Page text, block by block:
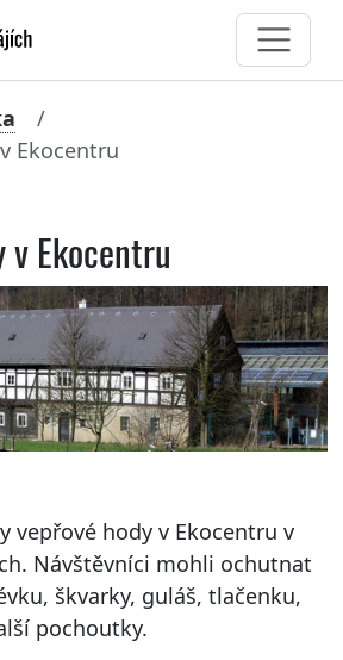
Ekocentru
v Ekocentru
vepřové hody v Ekocentru v
Návštěvníci mohli ochutnat
škvarky, guláš, tlačenku,
pochoutky.